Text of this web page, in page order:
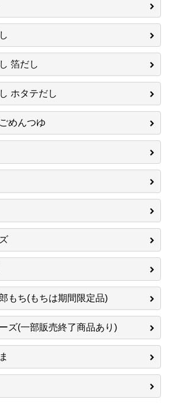
箔だし
ホタテだし
めんつゆ
もち(もちは期間限定品)
ズ(一部販売終了商品あり)